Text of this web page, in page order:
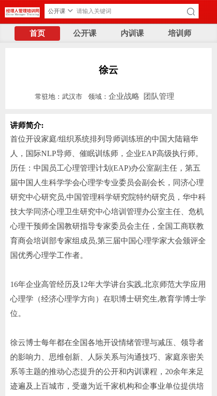
公开课
首页 公开课 内训课 培训师
徐云
常驻地：武汉市 领域： 企业战略 团队管理
讲师简介:
首位开设家庭/组织系统排列导师训练班的中国大陆籍华
人，国际NLP导师、催眠训练师，企业EAP高级执行师。
历任：中国员工心理管理计划(EAP)办公室副主任，第五
届中国人生科学学会心理学专业委员会副会长，同济心理
研究中心研究员,中国管理科学研究院特约研究员，华中科
技大学同济心理卫生研究中心培训管理办公室主任、危机
心理干预师全国教研指导专家委员会主任，全国工商联教
育商会培训部专家组成员,第三届中国心理学家大会颁评全
国优秀心理学工作者。
16年企业高管经历及12年大学讲台实践,北京师范大学应用
心理学（经济心理学方向）在职博士研究生,教育学博士学
位。
徐云博士每年都在全国各地开设情绪管理与减压、领导者
的影响力、思维创新、人际关系与沟通技巧、家庭亲密关
系等主题的推动心态提升的公开和内训课程，20余年来足
迹遍及上百城市，受邀为近千家机构和企事业单位提供培